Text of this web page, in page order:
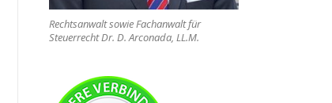
Rechtsanwalt sowie Fachanwalt für
Steuerrecht Dr. D. Arconada, LL.M.